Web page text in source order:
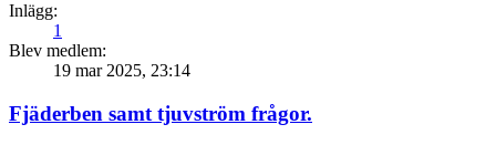
Inlägg:
1
Blev medlem:
19 mar 2025, 23:14
Fjäderben samt tjuvström frågor.